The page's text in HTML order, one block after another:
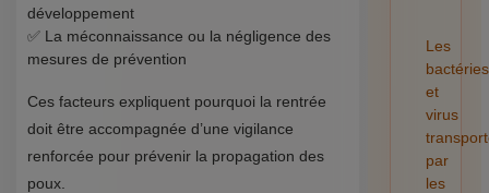
développement
✅ La méconnaissance ou la négligence des
mesures de prévention
Ces facteurs expliquent pourquoi la rentrée
doit être accompagnée d’une vigilance
renforcée pour prévenir la propagation des
poux.
Les
bactéries
et
virus
par
les